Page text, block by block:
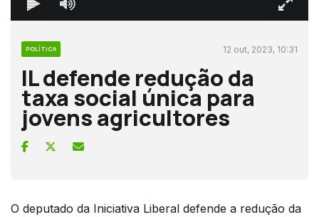
POLÍTICA 12 out, 2023, 10:31
IL defende redução da
taxa social única para
jovens agricultores
O deputado da Iniciativa Liberal defende a redução da